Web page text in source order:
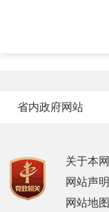
省内政府网站
关于本网
网站声明
网站地图